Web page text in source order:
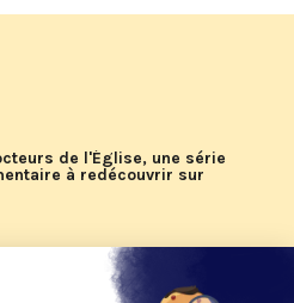
de l'Église, une série
à redécouvrir sur
d'été 2026 de KTO